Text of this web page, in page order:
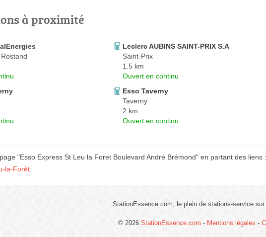
à proximité
Leclerc AUBINS SAINT-PRIX S.A
Saint-Prix
1.5 km
Ouvert en continu
Esso Taverny
Taverny
2 km
Ouvert en continu
"Esso Express St Leu la Foret Boulevard André Brémond" en partant des liens :
la-Forêt
StationEssence.com, le plein de stations-service sur
© 2026 StationEssence.com - Mentions légales -